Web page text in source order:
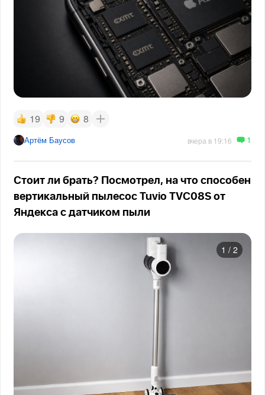
19 9 8
Артём Баусов вчера в 19:16 1
Стоит ли брать? Посмотрел, на что способен
вертикальный пылесос Tuvio TVC08S от
Яндекса с датчиком пыли
1 / 2